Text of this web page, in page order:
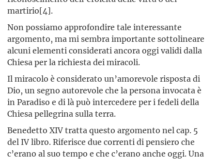
martirio[4].
Non possiamo approfondire tale interessante
argomento, ma mi sembra importante sottolineare
alcuni elementi considerati ancora oggi validi dalla
Chiesa per la richiesta dei miracoli.
Il miracolo è considerato un’amorevole risposta di
Dio, un segno autorevole che la persona invocata è
in Paradiso e di là può intercedere per i fedeli della
Chiesa pellegrina sulla terra.
Benedetto XIV tratta questo argomento nel cap. 5
del IV libro. Riferisce due correnti di pensiero che
c’erano al suo tempo e che c’erano anche oggi. Una